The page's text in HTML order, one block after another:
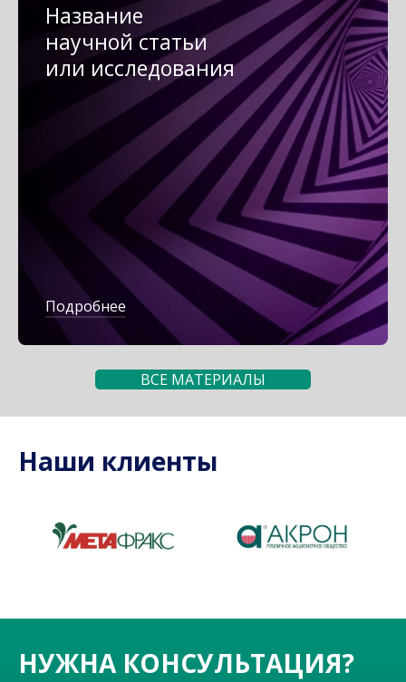
Название
научной статьи
или исследования
Подробнее
ВСЕ МАТЕРИАЛЫ
Наши клиенты
НУЖНА КОНСУЛЬТАЦИЯ?